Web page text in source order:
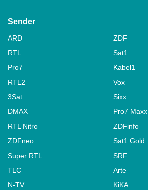
Sender
ARD
ZDF
RTL
Sat1
Pro7
Kabel1
RTL2
Vox
3Sat
Sixx
DMAX
Pro7 Maxx
RTL Nitro
ZDFinfo
ZDFneo
Sat1 Gold
Super RTL
SRF
TLC
Arte
N-TV
KiKA